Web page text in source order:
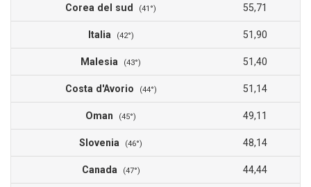
Corea del sud (41°) 55,71
Italia (42°) 51,90
Malesia (43°) 51,40
Costa d'Avorio (44°) 51,14
Oman (45°) 49,11
Slovenia (46°) 48,14
Canada (47°) 44,44